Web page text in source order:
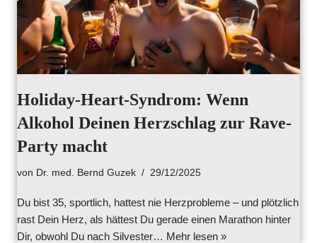
Holiday-Heart-Syndrom: Wenn
Alkohol Deinen Herzschlag zur Rave-
Party macht
von Dr. med. Bernd Guzek 29/12/2025
Du bist 35, sportlich, hattest nie Herzprobleme – und plötzlich
rast Dein Herz, als hättest Du gerade einen Marathon hinter
Dir, obwohl Du nach Silvester… Mehr lesen »